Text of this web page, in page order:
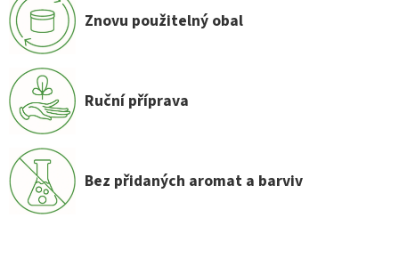
Znovu použitelný obal
Ruční příprava
Bez přidaných aromat a barviv